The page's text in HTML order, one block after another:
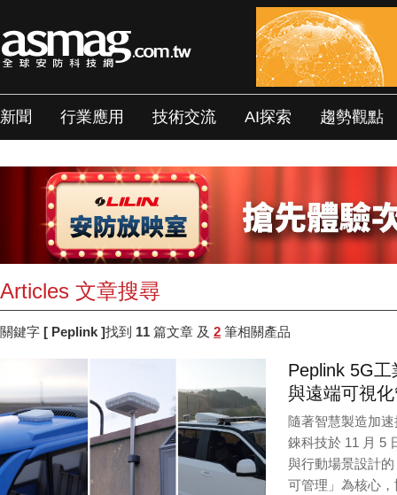
新聞 行業應用 技術交流 AI探索 趨勢觀點
Articles 文章搜尋
關鍵字 [ Peplink ]找到 11 篇文章 及 2 筆相關產品
Peplink 5G
與遠端可視
隨著智慧製造加
錸科技於 11 月 5
與行動場景設計
可管理」為核心